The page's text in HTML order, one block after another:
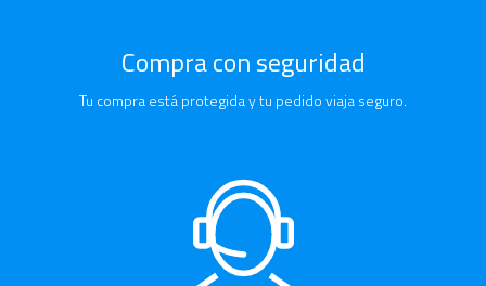
Compra con seguridad
Tu compra está protegida y tu pedido viaja seguro.